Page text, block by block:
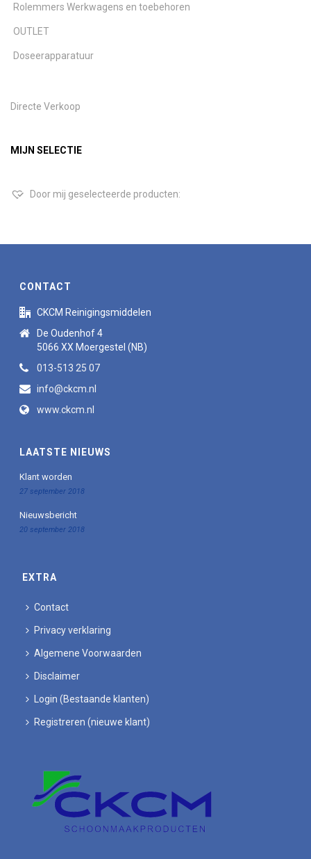
Rolemmers Werkwagens en toebehoren
OUTLET
Doseerapparatuur
Directe Verkoop
MIJN SELECTIE
Door mij geselecteerde producten:
CONTACT
CKCM Reinigingsmiddelen
De Oudenhof 4
5066 XX Moergestel (NB)
013-513 25 07
info@ckcm.nl
www.ckcm.nl
LAATSTE NIEUWS
Klant worden
27 september 2018
Nieuwsbericht
20 september 2018
EXTRA
Contact
Privacy verklaring
Algemene Voorwaarden
Disclaimer
Login (Bestaande klanten)
Registreren (nieuwe klant)